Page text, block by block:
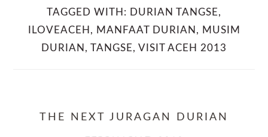
TAGGED WITH: DURIAN TANGSE,
ILOVEACEH , MANFAAT DURIAN , MUSIM
DURIAN , TANGSE, VISIT ACEH 2013
THE NEXT JURAGAN DURIAN